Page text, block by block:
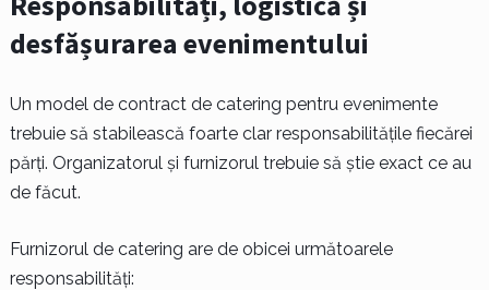
desfășurarea evenimentului
Un model de contract de catering pentru evenimente
trebuie să stabilească foarte clar responsabilitățile fiecărei
părți. Organizatorul și furnizorul trebuie să știe exact ce au
de făcut.
Furnizorul de catering are de obicei următoarele
responsabilități: